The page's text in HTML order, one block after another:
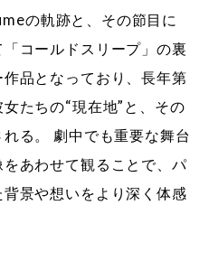
の軌跡と、その節目に
コールドスリープ」の裏
品となっており、長年第
たちの“現在地”と、その
る。 劇中でも重要な舞台
あわせて観ることで、パ
景や想いをより深く体感